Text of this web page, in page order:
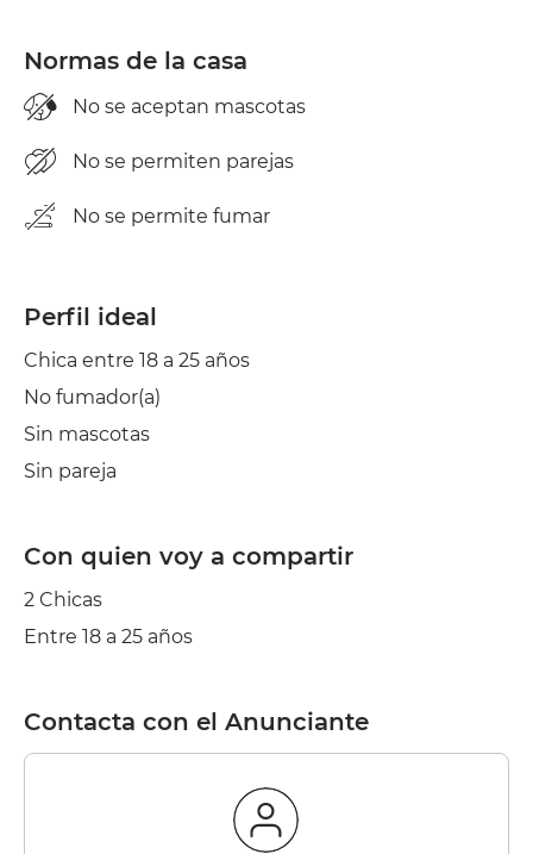
Normas de la casa
No se aceptan mascotas
No se permiten parejas
No se permite fumar
Perfil ideal
Chica entre 18 a 25 años
No fumador(a)
Sin mascotas
Sin pareja
Con quien voy a compartir
2 Chicas
Entre 18 a 25 años
Contacta con el Anunciante